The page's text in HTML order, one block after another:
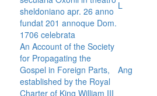
sheldoniano apr. 26 anno
fundat 201 annoque Dom.
1706 celebrata
L
An Account of the Society
for Propagating the
Gospel in Foreign Parts,
established by the Royal
Charter of King William III
Ang